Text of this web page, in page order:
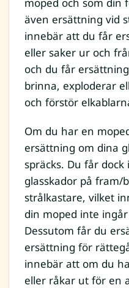
även ersättning vid
innebär att du får
eller saker ur och
och du får
brinna, exploderar
och förstör
Om du har en
ersättning om dina
spräcks. Du får
glasskador på fram/
strålkastare, vilket
din moped inte
Dessutom får du
ersättning för
innebär att om du
eller råkar ut för en